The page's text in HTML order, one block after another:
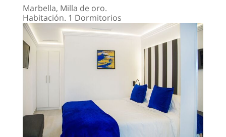
Marbella, Milla de oro.
Habitación. 1 Dormitorios